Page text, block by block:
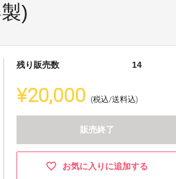
)
残り販売数 14
¥20,000 (税込/送料込)
販売終了
お気に入りに追加する